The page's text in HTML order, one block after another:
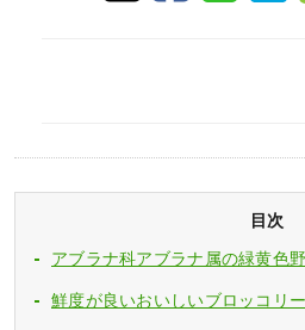
目次
アブラナ科アブラナ属の緑黄色
鮮度が良いおいしいブロッコリ